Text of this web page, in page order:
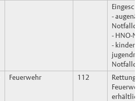
-
- HNO-
- kinder-
Feuerwehr 112